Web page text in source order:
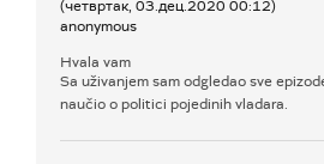
(четвртак, 03.дец.2020 00:12)
anonymous
Hvala vam
Sa uživanjem sam odgledao sve
naučio o politici pojedinih vladara.